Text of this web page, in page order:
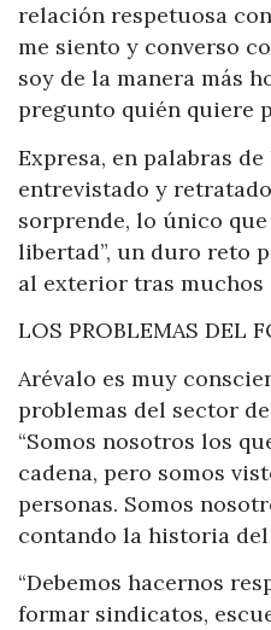
relación respetuosa
me siento y converso
soy de la manera más
pregunto quién quiere
Expresa, en palabras
entrevistado y
sorprende, lo único
libertad”, un duro reto
al exterior tras muchos
LOS PROBLEMAS DEL
Arévalo es muy
problemas del sector
“Somos nosotros los
cadena, pero somos
personas. Somos
contando la historia del
“Debemos hacernos
formar sindicatos,